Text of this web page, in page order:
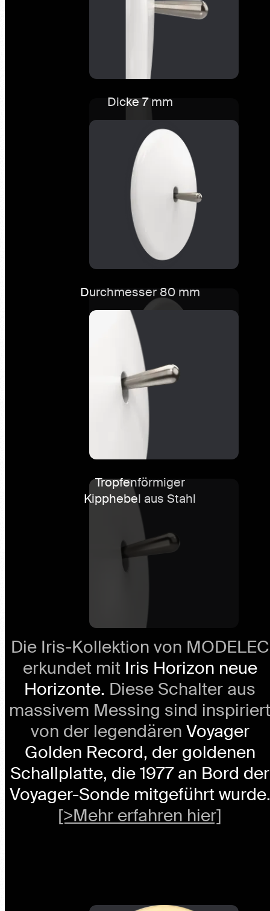
Kipphebel aus Stahl
Die Iris-Kollektion von MODELEC
erkundet mitIris Horizon neue
Horizonte.Diese Schalter aus
massivem Messing sind
inspiriert von der legendären
Voyager Golden Record, der
goldenen Schallplatte, die 1977
an Bord der Voyager-Sonde
mitgeführt wurde.
[>Mehr erfahren hier]
Karo
Entdecken Sie die Kollektion